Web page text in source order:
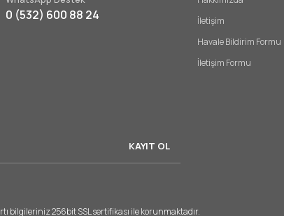
0 (532) 600 88 24
KAYIT OL
İletişim
Havale Bildirim Formu
İletişim Formu
bilgileriniz 256bit SSL sertifikası ile korunmaktadır.